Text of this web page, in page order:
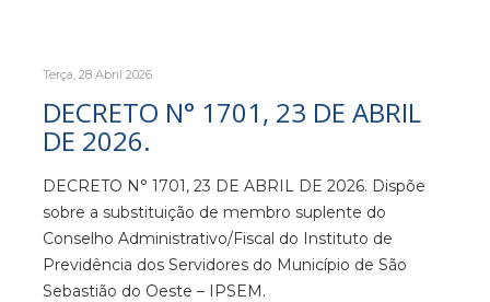
Terça, 28 Abril 2026
DECRETO N° 1701, 23 DE ABRIL
DE 2026.
DECRETO N° 1701, 23 DE ABRIL DE 2026. Dispõe
sobre a substituição de membro suplente do
Conselho Administrativo/Fiscal do Instituto de
Previdência dos Servidores do Município de São
Sebastião do Oeste – IPSEM.